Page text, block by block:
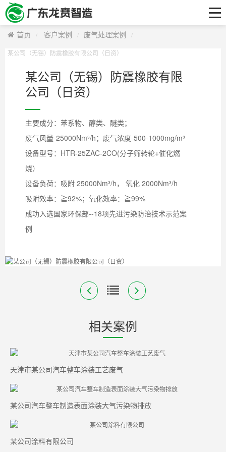
关于我们
工艺技术及产品
研发中心
新闻资讯
联系我们
首页 客户案例 废气处理案例
某公司（无锡）防震橡胶有限公司（日资）
某公司（无锡）防震橡胶有限
公司（日资）
主要成分：苯系物、醇类、醚类；
废气风量-25000Nm³/h；废气浓度-500-1000mg/m³
设备型号：HTR-25ZAC-2CO(分子筛转轮+催化燃
烧）
设备负荷：吸附 25000Nm³/h， 氧化 2000Nm³/h
吸附效率：≧92%；氧化效率：≧99%
成功入选国家环保部--18项先进污染防治技术示范案
例
相关案例
天津市某公司汽车整车涂装工艺废气
某公司汽车整车制造表面涂装大气污染物排放
某公司涂料有限公司